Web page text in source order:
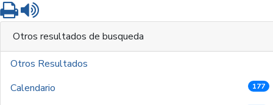
Imprimir
Otros resultados de busqueda
Otros Resultados
Calendario
177